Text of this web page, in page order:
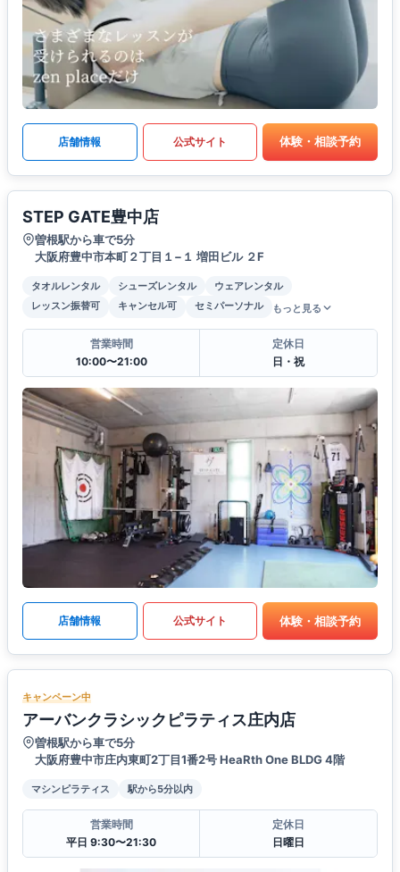
店舗情報 公式サイト 体験・相談予約
STEP GATE豊中店
曽根駅から車で5分
大阪府豊中市本町２丁目１−１ 増田ビル ２F
タオルレンタル シューズレンタル
ウェアレンタル
レッスン振替可
キャンセル可 セミパーソナル もっと見る
営業時間
10:00〜21:00
定休日
日・祝
店舗情報 公式サイト 体験・相談予約
キャンペーン中
アーバンクラシックピラティス庄内店
曽根駅から車で5分
大阪府豊中市庄内東町2丁目1番2号 HeaRth One BLDG 4階
マシンピラティス 駅から5分以内
営業時間
平日 9:30〜21:30
定休日
日曜日